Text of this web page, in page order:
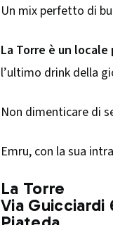
Un mix perfetto di
La Torre è un
l’ultimo drink della
Non dimenticare di
Emru, con la sua
La Torre
Via Guicciardi